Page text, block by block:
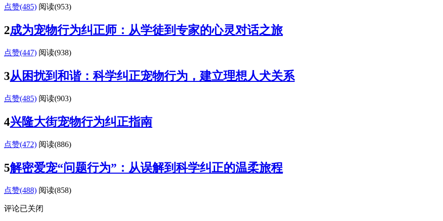
点赞(485) 阅读(953)
2成为宠物行为纠正师：从学徒到专家的心灵对话之旅
点赞(447) 阅读(938)
3从困扰到和谐：科学纠正宠物行为，建立理想人犬关系
点赞(485) 阅读(903)
4兴隆大街宠物行为纠正指南
点赞(472) 阅读(886)
5解密爱宠“问题行为”：从误解到科学纠正的温柔旅程
点赞(488) 阅读(858)
评论已关闭